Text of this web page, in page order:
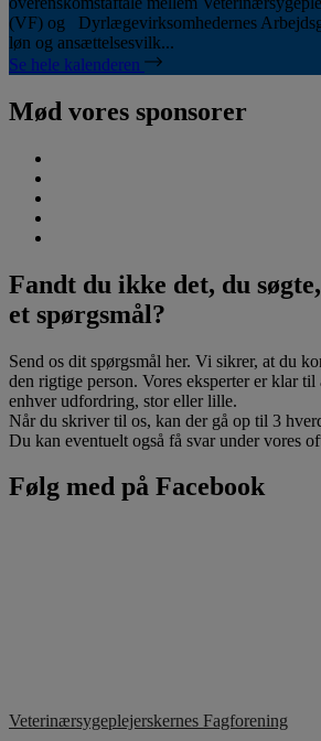
(VF) og Dyrlægevirksomhedernes
løn og ansættelsesvilk...
Se hele kalenderen
Mød vores sponsorer
Fandt du ikke det, du
et spørgsmål?
Send os dit spørgsmål her. Vi sikrer, at du
den rigtige person. Vores eksperter er klar
enhver udfordring, stor eller lille.
Når du skriver til os, kan der gå op til 3
Du kan eventuelt også få svar under vores
Følg med på Facebook
Veterinærsygeplejerskernes Fagforening